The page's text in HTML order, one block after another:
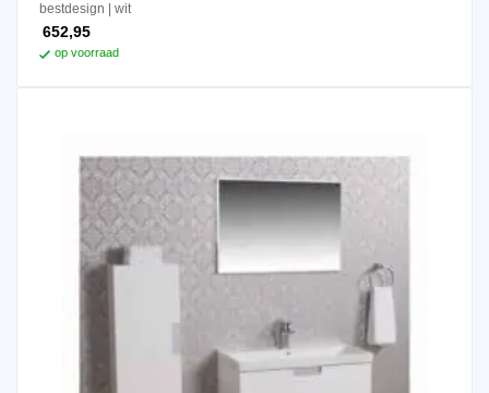
bestdesign wit
652,95
op voorraad